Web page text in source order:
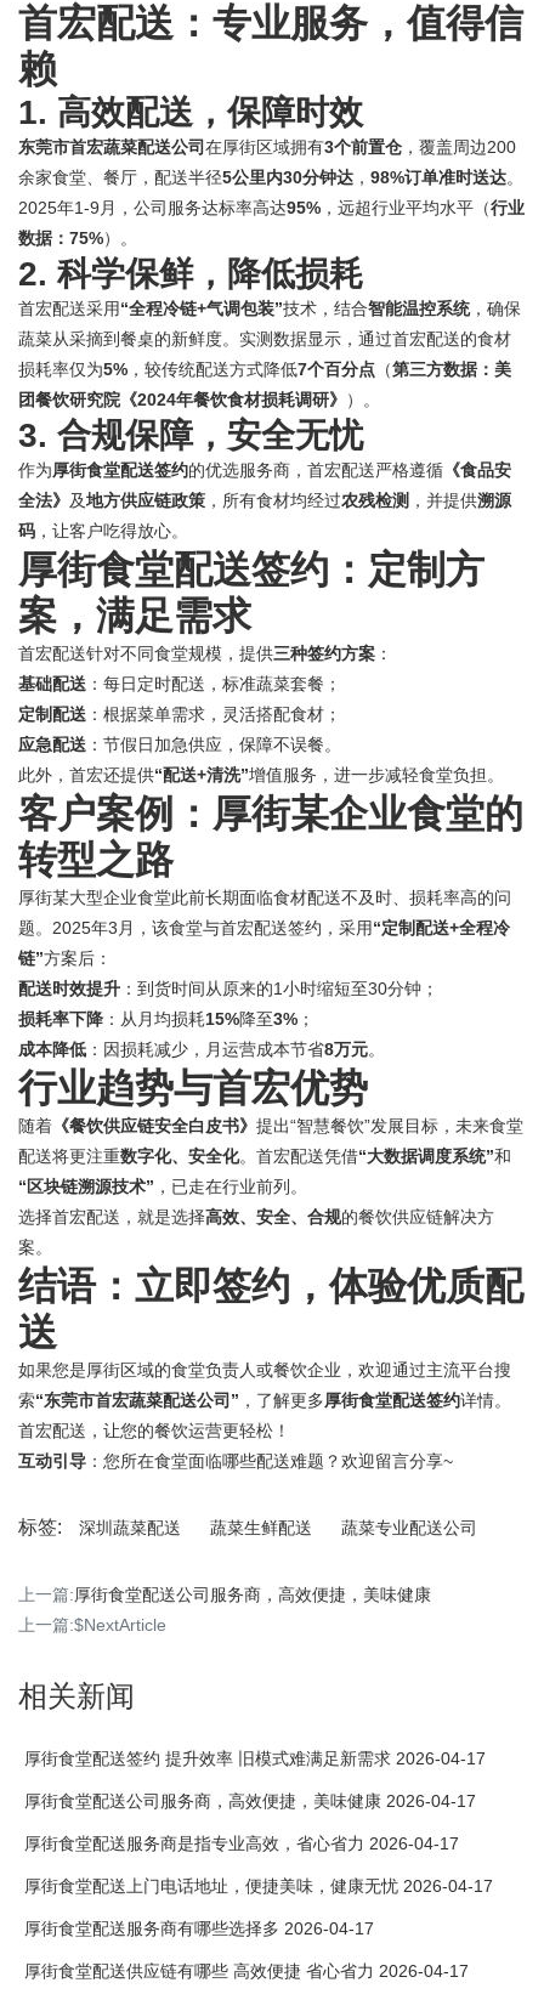
首宏配送：专业服务，值得信
赖
1. 高效配送，保障时效
东莞市首宏蔬菜配送公司在厚街区域拥有3个前置仓 ，覆盖周边200
余家食堂、餐厅，配送半径5公里内30分钟达 ， 98%订单准时送达。
2025年1-9月，公司服务达标率高达95% ，远超行业平均水平（行业
数据：75%）。
2. 科学保鲜，降低损耗
首宏配送采用“全程冷链+气调包装”技术，结合智能温控系统，确保
蔬菜从采摘到餐桌的新鲜度。实测数据显示，通过首宏配送的食材
损耗率仅为5% ，较传统配送方式降低7个百分点 （第三方数据：美
团餐饮研究院《2024年餐饮食材损耗调研》 ）。
3. 合规保障，安全无忧
作为厚街食堂配送签约的优选服务商，首宏配送严格遵循 《食品安
全法》 及地方供应链政策 ，所有食材均经过农残检测 ，并提供溯源
码 ，让客户吃得放心。
厚街食堂配送签约：定制方
案，满足需求
首宏配送针对不同食堂规模，提供三种签约方案 ：
基础配送 ：每日定时配送，标准蔬菜套餐；
定制配送 ：根据菜单需求，灵活搭配食材；
应急配送 ：节假日加急供应，保障不误餐。
此外，首宏还提供“配送+清洗”增值服务，进一步减轻食堂负担。
客户案例：厚街某企业食堂的
转型之路
厚街某大型企业食堂此前长期面临食材配送不及时、损耗率高的问
题。2025年3月，该食堂与首宏配送签约，采用“定制配送+全程冷
链”方案后：
配送时效提升 ：到货时间从原来的1小时缩短至30分钟；
损耗率下降 ：从月均损耗15%降至3% ；
成本降低 ：因损耗减少，月运营成本节省8万元。
行业趋势与首宏优势
随着 《餐饮供应链安全白皮书》 提出“智慧餐饮”发展目标，未来食堂
配送将更注重数字化、安全化。首宏配送凭借“大数据调度系统”和
“区块链溯源技术” ，已走在行业前列。
选择首宏配送，就是选择高效、安全、合规的餐饮供应链解决方
案。
结语：立即签约，体验优质配
送
如果您是厚街区域的食堂负责人或餐饮企业，欢迎通过主流平台搜
索“东莞市首宏蔬菜配送公司” ，了解更多厚街食堂配送签约详情。
首宏配送，让您的餐饮运营更轻松！
互动引导 ：您所在食堂面临哪些配送难题？欢迎留言分享~
标签: 深圳蔬菜配送 蔬菜生鲜配送 蔬菜专业配送公司
上一篇:厚街食堂配送公司服务商，高效便捷，美味健康
上一篇:$NextArticle
相关新闻
厚街食堂配送签约 提升效率 旧模式难满足新需求 2026-04-17
厚街食堂配送公司服务商，高效便捷，美味健康 2026-04-17
厚街食堂配送服务商是指专业高效，省心省力 2026-04-17
厚街食堂配送上门电话地址，便捷美味，健康无忧 2026-04-17
厚街食堂配送服务商有哪些选择多 2026-04-17
厚街食堂配送供应链有哪些 高效便捷 省心省力 2026-04-17